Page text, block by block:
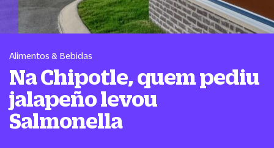
Alimentos & Bebidas
Na Chipotle, quem pediu
jalapeño levou
Salmonella